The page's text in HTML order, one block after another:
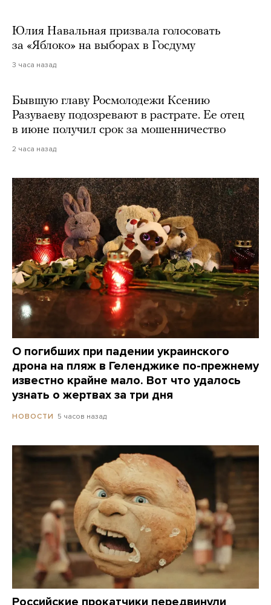
Юлия Навальная призвала голосовать
за «Яблоко» на выборах в Госдуму
3 часа назад
Бывшую главу Росмолодежи Ксению
Разуваеву подозревают в растрате. Ее отец
в июне получил срок за мошенничество
2 часа назад
О погибших при падении украинского
дрона на пляж в Геленджике по-прежнему
известно крайне мало. Вот что удалось
узнать о жертвах за три дня
НОВОСТИ 5 часов назад